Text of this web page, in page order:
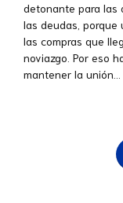
detonante para las
las deudas, porque
las compras que
noviazgo. Por eso
mantener la unión...